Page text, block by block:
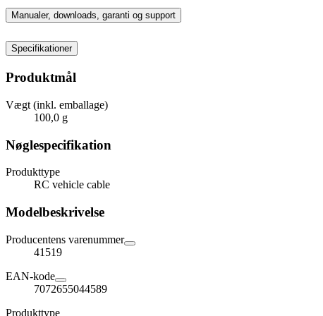
Manualer, downloads, garanti og support
Specifikationer
Produktmål
Vægt (inkl. emballage)
100,0 g
Nøglespecifikation
Produkttype
RC vehicle cable
Modelbeskrivelse
Producentens varenummer
41519
EAN-kode
7072655044589
Produkttype